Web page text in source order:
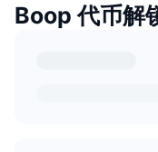
Boop 代币解